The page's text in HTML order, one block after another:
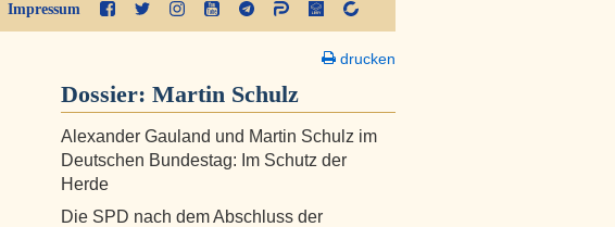
Impressum
drucken
Dossier: Martin Schulz
Alexander Gauland und Martin Schulz im
Deutschen Bundestag: Im Schutz der
Herde
Die SPD nach dem Abschluss der